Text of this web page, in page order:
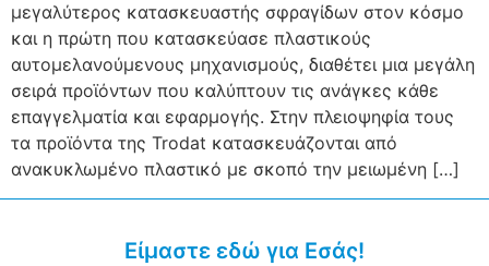
μεγαλύτερος κατασκευαστής σφραγίδων στον κόσμο
και η πρώτη που κατασκεύασε πλαστικούς
αυτομελανούμενους μηχανισμούς, διαθέτει μια μεγάλη
σειρά προϊόντων που καλύπτουν τις ανάγκες κάθε
επαγγελματία και εφαρμογής. Στην πλειοψηφία τους
τα προϊόντα της Trodat κατασκευάζονται από
ανακυκλωμένο πλαστικό με σκοπό την μειωμένη […]
Είμαστε εδώ για Εσάς!